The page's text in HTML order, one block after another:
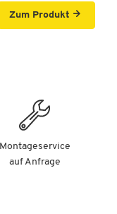
Zum Produkt
Montageservice
auf Anfrage